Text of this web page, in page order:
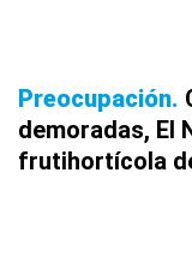
Preocupación
demoradas, El
frutihortícola